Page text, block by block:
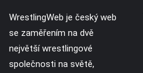
WrestlingWeb je český web
se zaměřením na dvě
největší wrestlingové
společnosti na světě,